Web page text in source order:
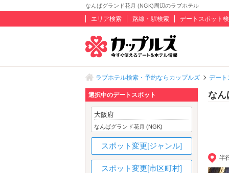
なんばグランド花月 (NGK)周辺のラブホテル
エリア検索 路線・駅検索 デートスポット
ラブホテル検索・予約ならカップルズ デート
なん
半
選択中のデートスポット
大阪府
なんばグランド花月 (NGK)
スポット変更[ジャンル]
スポット変更[市区町村]